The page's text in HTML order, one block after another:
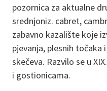
pozornica za aktualne
srednjoniz. cabret,
zabavno kazalište koje
pjevanja, plesnih
skečeva. Razvilo se u
i gostionicama.